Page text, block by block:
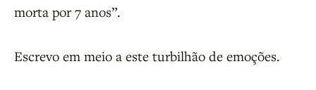
morta por 7 anos”.
Escrevo em meio a este turbilhão de emoções.